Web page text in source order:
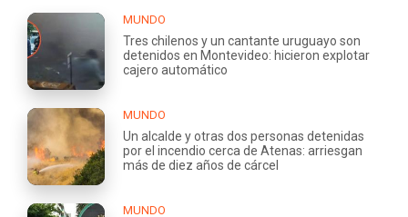
MUNDO
Tres chilenos y un cantante uruguayo son
detenidos en Montevideo: hicieron explotar
cajero automático
MUNDO
Un alcalde y otras dos personas detenidas
por el incendio cerca de Atenas: arriesgan
más de diez años de cárcel
MUNDO